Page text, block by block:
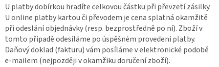
U platby dobírkou hradíte celkovou částku při převzetí zásilky.
U online platby kartou či převodem je cena splatná okamžitě
při odeslání objednávky (resp. bezprostředně po ní). Zboží v
tomto případě odesíláme po úspěšném provedení platby.
Daňový doklad (fakturu) vám posíláme v elektronické podobě
e-mailem (nejpozději v okamžiku doručení zboží).